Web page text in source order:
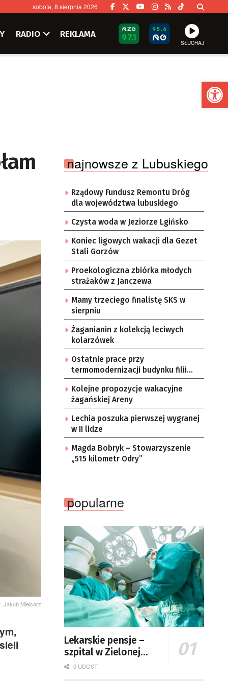
sobota, 8 sierpnia 2026
RADIO REKLAMA
SŁUCHAJ
Jakub Mielcarz
najnowsze z Lubuskiego
Rządowy Fundusz Remontu Dróg
dla województwa lubuskiego
Czysta woda w Jeziorze Lgińsko
Koniec ligowych wakacji dla Gezet
Stali Gorzów
Proekologiczna zbiórka młodych
strażaków z Janczewa
Mamy trzeciego finalistę SKS w
sierpniu
Żaganianin z kolekcją leciwych
kolarzówek
Ostatnie prace przy
termomodernizacji budynku filii
żarskiego przedszkola Bajka
Kolejne propozycje wakacyjne
żagańskiej Areny
Lechia poszuka pierwszej wygranej
w II lidze
Magda Bobryk – Stowarzyszenie
„515 kilometr Odry”
popularne
Lekarskie pensje –
szpital w Zielonej
Górze podaje dane
0 UDOST.